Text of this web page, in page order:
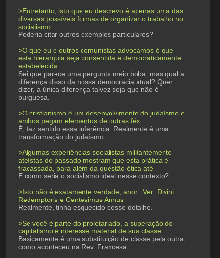
>Entretanto, isto que eu descrevo é apenas uma das
diversas possíveis formas de organizar o trabalho no
socialismo.
Poderia citar outros exemplos particulares?
>O que eu e outros comunistas advocamos é que
esta hierarquia seja consentida e democraticamente
estabelecida
Sei que parece uma pergunta meio boba, mas qual a
diferença disso da nossa democracia atual? Quer
dizer, a única diferença talvez seja que não é
burguesa.
>O cristianismo é um desenvolvimento do judaísmo e
ambos pegam elementos de outras fés.
É, faz sentido essa inferência. Realmente é uma
transformação do judaísmo.
>Algumas experiências socialistas militantemente
ateístas do passado mostram que esta prática é
fracassada, para além da questão ética até
E como seria o socialismo ideal nesse contexto?
>Isto não é exatamente verdade, anon. Ver: Divini
Redemptoris e Centesimus Annus
Realmente, tinha esquecido desse detalhe.
>Se você é parte do proletariado, a superação do
capitalismo é interesse material de sua classe.
Basicamente é uma substituição de classe pela outra,
como aconteceu na Rev. Francesa.